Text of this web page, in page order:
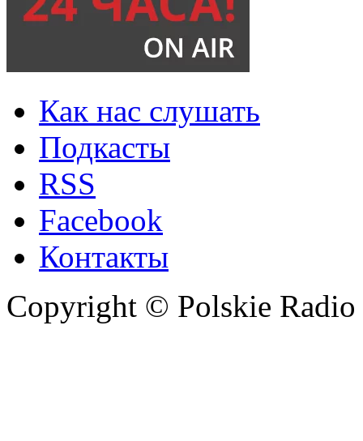
Как нас слушать
Подкасты
RSS
Facebook
Контакты
Copyright © Polskie